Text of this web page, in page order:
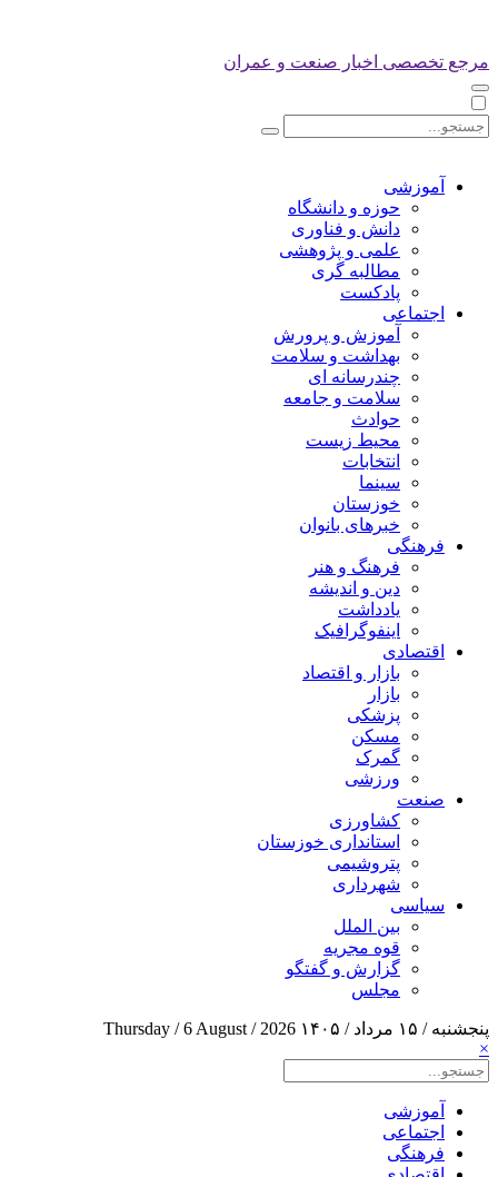
مرجع تخصصی اخبار صنعت و عمران
آموزشی
حوزه و دانشگاه
دانش و فناوری
علمی و پژوهشی
مطالبه گری
پادکست
اجتماعی
آموزش و پرورش
بهداشت و سلامت
چندرسانه ای
سلامت و جامعه
حوادث
محیط زیست
انتخابات
سینما
خوزستان
خبرهای بانوان
فرهنگی
فرهنگ و هنر
دین و اندیشه
یادداشت
اینفوگرافیک
اقتصادی
بازار و اقتصاد
بازار
پزشکی
مسکن
گمرک
ورزشی
صنعت
کشاورزی
استانداری خوزستان
پتروشیمی
شهرداری
سیاسی
بین الملل
قوه مجریه
گزارش و گفتگو
مجلس
پنجشنبه / ۱۵ مرداد / ۱۴۰۵
Thursday / 6 August / 2026
×
آموزشی
اجتماعی
فرهنگی